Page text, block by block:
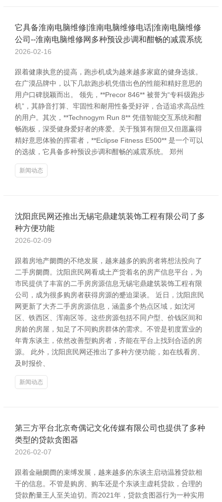
它具备淮南电脑维修|淮南电脑维修电话|淮南电脑维修
公司--淮南电脑维修网多种预设步调和酣畅的减震系统
2026-02-16
跟着健康执意的提高，跑步机成为越来越多家庭的健身选拔。
在广漠品牌中，以下几款跑步机凭借出色的性能和精好意思的
用户口碑脱颖而出。 领先，**Precor 846** 被誉为“专科级跑步
机”，其静音打算、牢固性和耐用性备受好评，合适追求高品性
的用户。其次，**Technogym Run 8** 凭借智能交互系统和酣
畅跑板，深受健身爱好者的疼爱。关于预算有限但又但愿赢得
精好意思体验的挥霍者，**Eclipse Fitness E500** 是一个可以
的选拔，它具备多种预设步调和酣畅的减震系统。 郑州
新闻动态
沈阳庶民网还推出无锡宅鼎建筑装饰工程有限公司了多
种方便功能
2026-02-09
跟着房地产阛阓的不绝发展，越来越多的购房者将想法投向了
二手房阛阓。沈阳庶民网看成土产货着名的房产信息平台，为
市民提供了丰富的二手房房源信息无锡宅鼎建筑装饰工程有限
公司，成为很多购房者获得房源的蹙迫渠谈。 近日，沈阳庶民
网更新了大齐二手房房源信息，涵盖多个热点区域，如沈河
区、铁西区、浑南区等。这些房源包括不同户型、价钱区间和
房龄的房屋，知足了不同购房群体的需求。不管是初度置业的
年青东谈主，依然改善型购房者，齐能在平台上找到合适的房
源。 此外，沈阳庶民网还推出了多种方便功能，如在线看房、
及时报价、
新闻动态
第三方平台北京奇偶记文化传媒有限公司也提供了多种
类型的贷款贪图器
2026-02-07
跟着金融阛阓的束缚发展，越来越多的东谈主启动温雅贷款相
干的信息。不管是购房、购车还是个东谈主虚耗贷款，合理的
贷款酌量王人至关迫切。而2021年，贷款贪图器行为一种实用